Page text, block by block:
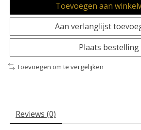
Toevoegen aan
Aan verlanglijst
Plaats bestelling
Toevoegen om te vergelijken
Reviews (0)